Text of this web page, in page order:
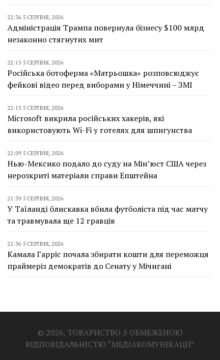
22:36 5 СЕРПНЯ, 2026
Адміністрація Трампа повернула бізнесу $100 млрд
незаконно стягнутих мит
22:15 5 СЕРПНЯ, 2026
Російська ботоферма «Матрьошка» розповсюджує
фейкові відео перед виборами у Німеччині – ЗМІ
22:13 5 СЕРПНЯ, 2026
Microsoft викрила російських хакерів, які
використовують Wi-Fi у готелях для шпигунства
22:09 5 СЕРПНЯ, 2026
Нью-Мексико подало до суду на Мін’юст США через
нерозкриті матеріали справи Епштейна
21:39 5 СЕРПНЯ, 2026
У Таїланді блискавка вбила футболіста під час матчу
та травмувала ще 12 гравців
21:36 5 СЕРПНЯ, 2026
Камала Гарріс почала збирати кошти для переможця
праймеріз демократів до Сенату у Мічигані
© 2026, ТОВАРИСТВО З ОБМЕЖЕНОЮ
ВІДПОВІДАЛЬНІСТЮ “МЕДІАКОМУНІКАЦІЇ”